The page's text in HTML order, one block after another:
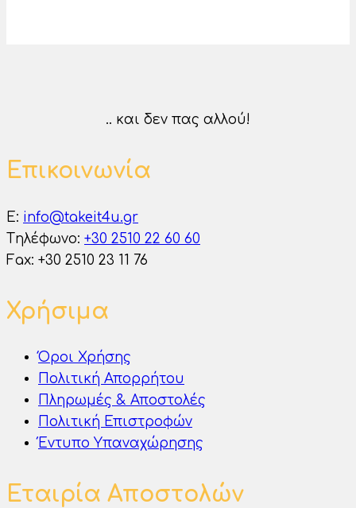
.. και δεν πας αλλού!
Επικοινωνία
E: info@takeit4u.gr
Tηλέφωνο: +30 2510 22 60 60
Fax: +30 2510 23 11 76
Χρήσιμα
Όροι Χρήσης
Πολιτική Απορρήτου
Πληρωμές & Αποστολές
Πολιτική Επιστροφών
Έντυπο Υπαναχώρησης
Εταιρία Αποστολών